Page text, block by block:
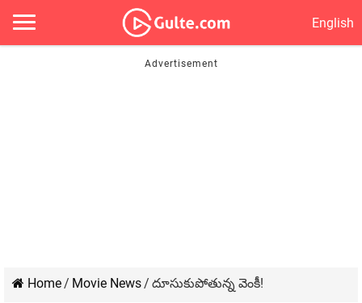
English
Home/ Movie News/ దూసుకుపోతున్న వెంకీ!